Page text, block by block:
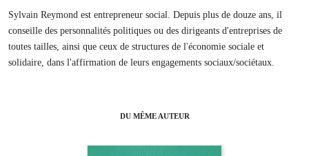
Sylvain Reymond est entrepreneur social. Depuis plus de douze ans, il
conseille des personnalités politiques ou des dirigeants d'entreprises de
toutes tailles, ainsi que ceux de structures de l'économie sociale et
solidaire, dans l'affirmation de leurs engagements sociaux/sociétaux.
DU MÊME AUTEUR